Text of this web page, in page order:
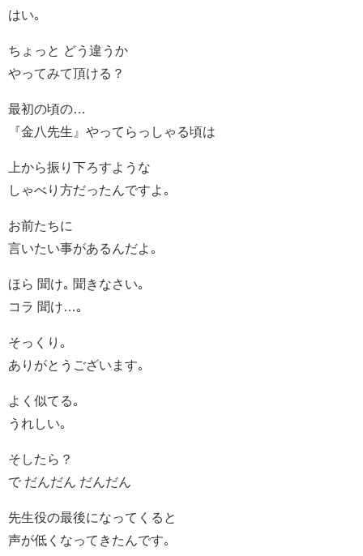
はい｡
ちょっと どう違うか
やってみて頂ける？
最初の頃の…
『金八先生』やってらっしゃる頃は
上から振り下ろすような
しゃべり方だったんですよ｡
お前たちに
言いたい事があるんだよ｡
ほら 聞け｡ 聞きなさい｡
コラ 聞け…｡
そっくり｡
ありがとうございます｡
よく似てる｡
うれしい｡
そしたら？
で だんだん だんだん
先生役の最後になってくると
声が低くなってきたんです｡